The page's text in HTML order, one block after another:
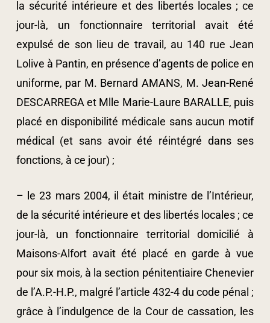
la sécurité intérieure et des libertés locales ; ce
jour-là, un fonctionnaire territorial avait été
expulsé de son lieu de travail, au 140 rue Jean
Lolive à Pantin, en présence d’agents de police en
uniforme, par M. Bernard AMANS, M. Jean-René
DESCARREGA et Mlle Marie-Laure BARALLE, puis
placé en disponibilité médicale sans aucun motif
médical (et sans avoir été réintégré dans ses
fonctions, à ce jour) ;
– le 23 mars 2004, il était ministre de l’Intérieur,
de la sécurité intérieure et des libertés locales ; ce
jour-là, un fonctionnaire territorial domicilié à
Maisons-Alfort avait été placé en garde à vue
pour six mois, à la section pénitentiaire Chenevier
de l’A.P.-H.P., malgré l’article 432-4 du code pénal ;
grâce à l’indulgence de la Cour de cassation, les